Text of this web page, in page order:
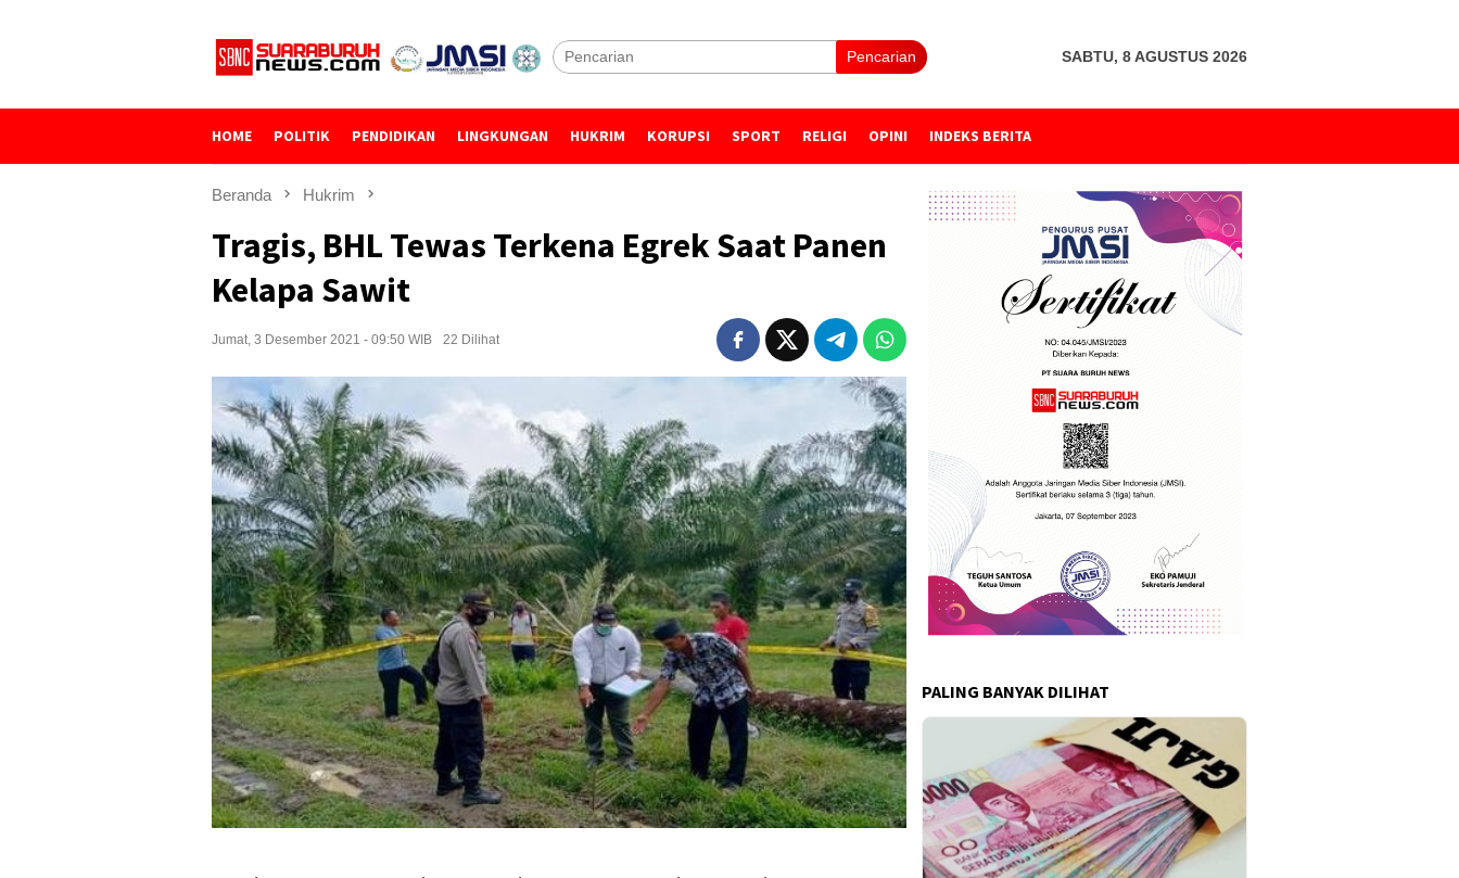
Pencarian SABTU, 8 AGUSTUS 2026
HOME POLITIK PENDIDIKAN LINGKUNGAN HUKRIM KORUPSI SPORT RELIGI OPINI INDEKS BERITA
Beranda Hukrim
Tragis, BHL Tewas Terkena Egrek Saat Panen
Kelapa Sawit
Jumat, 3 Desember 2021 - 09:50 WIB 22 Dilihat
PALING BANYAK DILIHAT